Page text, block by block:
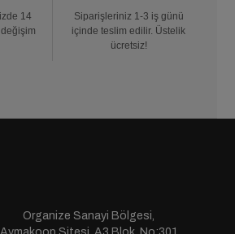
14
Siparişleriniz 1-3 iş günü
içinde teslim edilir. Üstelik
ücretsiz!
Organize Sanayi Bölgesi,